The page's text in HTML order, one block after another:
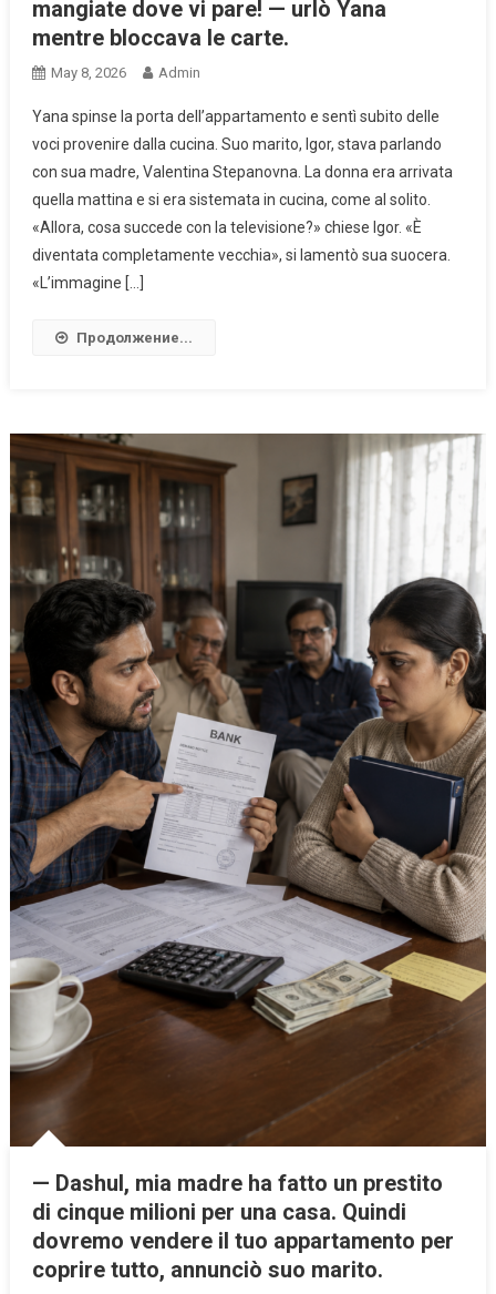
mangiate dove vi pare! — urlò Yana
mentre bloccava le carte.
May 8, 2026 Admin
Yana spinse la porta dell’appartamento e sentì subito delle
voci provenire dalla cucina. Suo marito, Igor, stava parlando
con sua madre, Valentina Stepanovna. La donna era arrivata
quella mattina e si era sistemata in cucina, come al solito.
«Allora, cosa succede con la televisione?» chiese Igor. «È
diventata completamente vecchia», si lamentò sua suocera.
«L’immagine […]
Продолжение...
— Dashul, mia madre ha fatto un prestito
di cinque milioni per una casa. Quindi
dovremo vendere il tuo appartamento per
coprire tutto, annunciò suo marito.